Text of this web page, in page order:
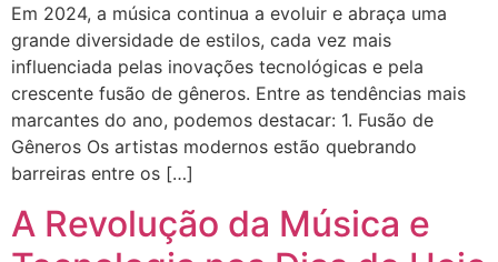
Em 2024, a música continua a evoluir e abraça uma
grande diversidade de estilos, cada vez mais
influenciada pelas inovações tecnológicas e pela
crescente fusão de gêneros. Entre as tendências mais
marcantes do ano, podemos destacar: 1. Fusão de
Gêneros Os artistas modernos estão quebrando
barreiras entre os […]
A Revolução da Música e